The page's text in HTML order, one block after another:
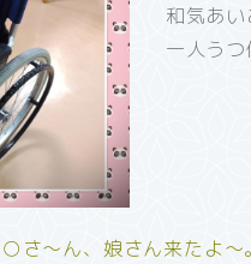
和気あ
一人うつ
さ～ん、娘さん来たよ～